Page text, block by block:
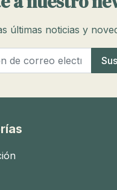
últimas noticias y